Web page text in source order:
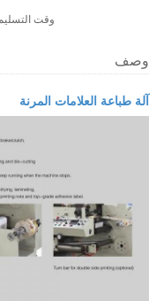
وقت
وصف
آلة طباعة العلامات المرنة